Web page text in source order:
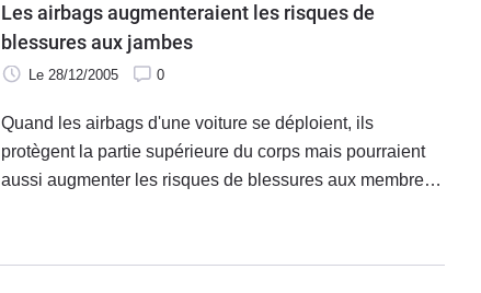
Les airbags augmenteraient les risques de
blessures aux jambes
Le 28/12/2005 0
Quand les airbags d'une voiture se déploient, ils
protègent la partie supérieure du corps mais pourraient
aussi augmenter les risques de blessures aux membres